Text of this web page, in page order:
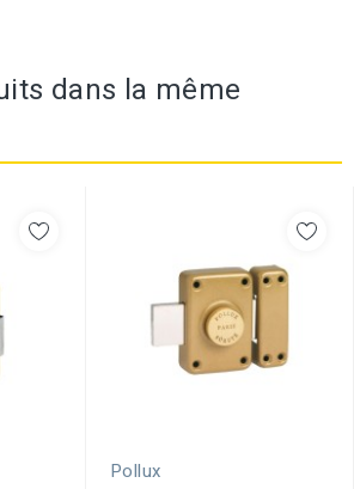
dans la même
Pollux